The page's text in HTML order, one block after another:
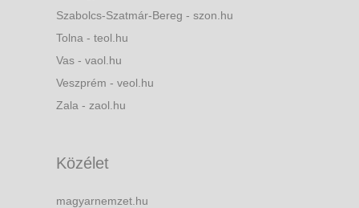
Szabolcs-Szatmár-Bereg - szon.hu
Tolna - teol.hu
Vas - vaol.hu
Veszprém - veol.hu
Zala - zaol.hu
Közélet
magyarnemzet.hu